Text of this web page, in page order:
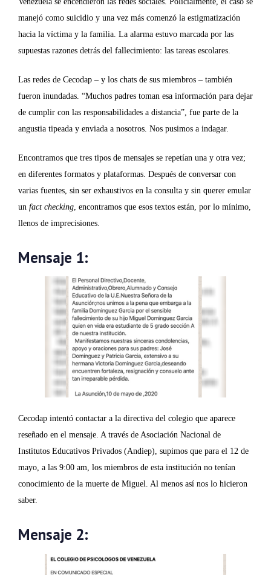
manejó como suicidio y una vez más comenzó la estigmatización
hacia la víctima y la familia. La alarma estuvo marcada por las
supuestas razones detrás del fallecimiento: las tareas escolares.
Las redes de Cecodap – y los chats de sus miembros – también
fueron inundadas. “Muchos padres toman esa información para dejar
de cumplir con las responsabilidades a distancia”, fue parte de la
angustia tipeada y enviada a nosotros. Nos pusimos a indagar.
Encontramos que tres tipos de mensajes se repetían una y otra vez;
en diferentes formatos y plataformas. Después de conversar con
varias fuentes, sin ser exhaustivos en la consulta y sin querer emular
un fact checking , encontramos que esos textos están, por lo mínimo,
llenos de imprecisiones.
Mensaje 1:
Cecodap intentó contactar a la directiva del colegio que aparece
reseñado en el mensaje. A través de Asociación Nacional de
Institutos Educativos Privados (Andiep), supimos que para el 12 de
mayo, a las 9:00 am, los miembros de esta institución no tenían
conocimiento de la muerte de Miguel. Al menos así nos lo hicieron
saber.
Mensaje 2: